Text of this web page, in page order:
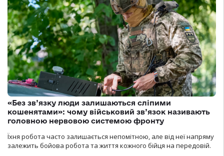
«Без зв’язку люди залишаються сліпими
кошенятами»: чому військовий зв’язок називають
головною нервовою системою фронту
Їхня робота часто залишається непомітною, але від неї напряму
залежить бойова робота та життя кожного бійця на передовій.